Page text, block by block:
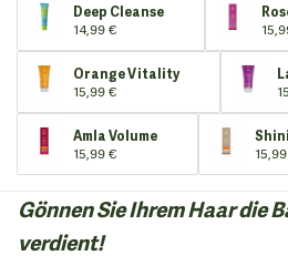
Deep Cleanse
14,99 €
Orange Vitality
15,99 €
Amla Volume
15,99 €
Gönnen Sie Ihrem Haar die
verdient!